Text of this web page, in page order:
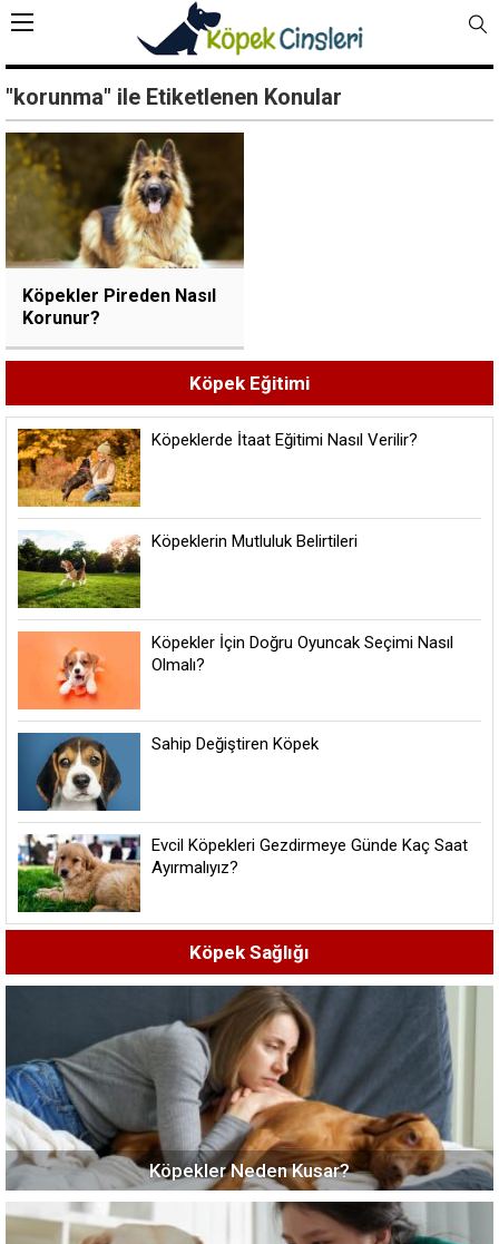
"korunma" ile Etiketlenen Konular
Köpekler Pireden Nasıl
Korunur?
Köpek Eğitimi
Köpeklerde İtaat Eğitimi Nasıl Verilir?
Köpeklerin Mutluluk Belirtileri
Köpekler İçin Doğru Oyuncak Seçimi Nasıl
Olmalı?
Sahip Değiştiren Köpek
Evcil Köpekleri Gezdirmeye Günde Kaç Saat
Ayırmalıyız?
Köpek Sağlığı
Köpekler Neden Kusar?